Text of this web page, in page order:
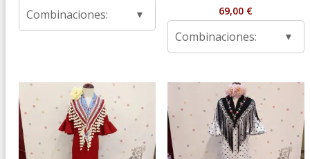
Combinaciones:
69,00 €
Combinaciones: